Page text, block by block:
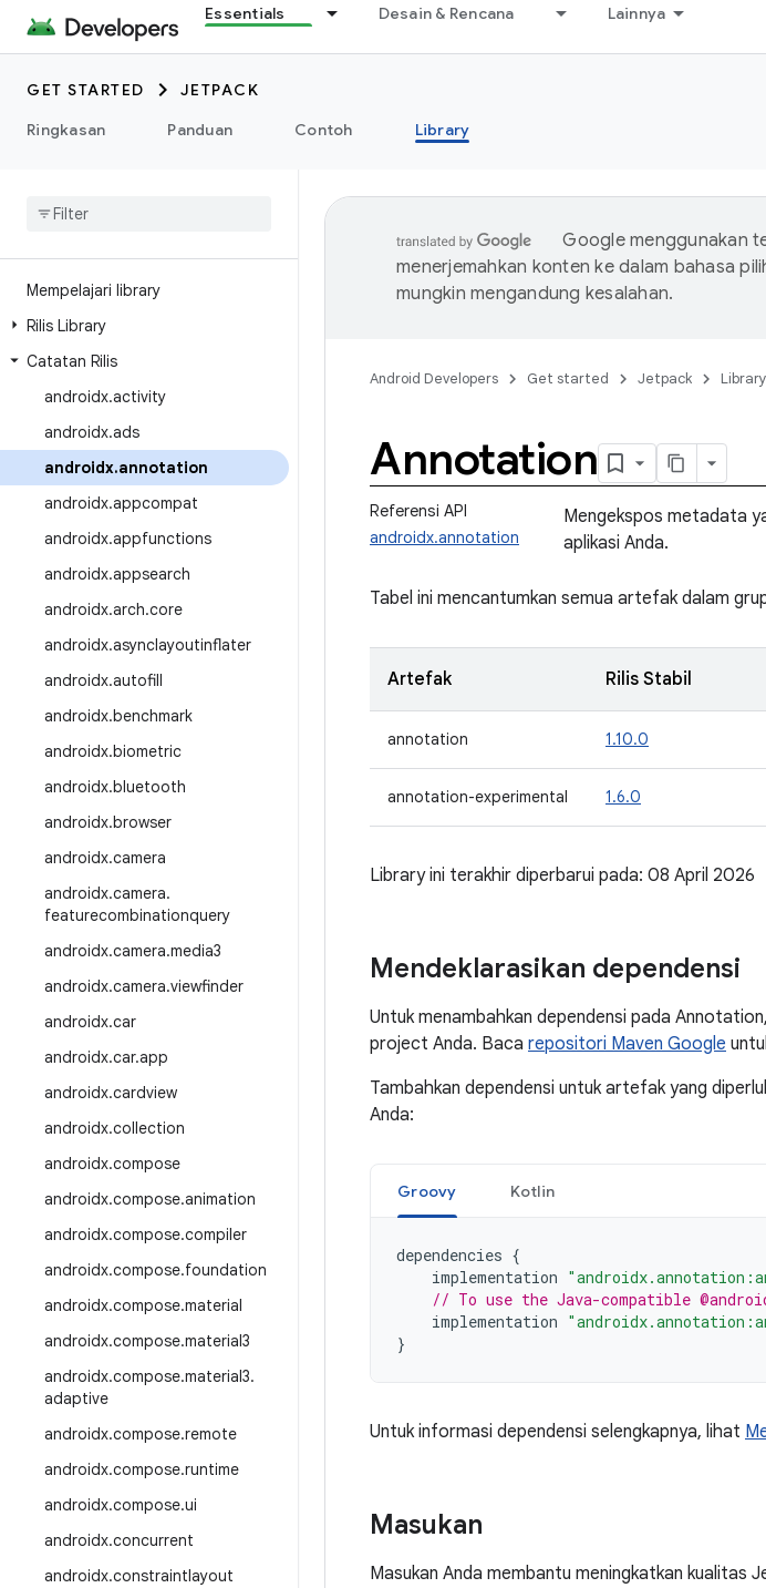
Essentials Desain & Rencana Lainnya
GET STARTED
JETPACK
Ringkasan
Panduan Contoh Library
Mempelajari library
Rilis Library
Catatan Rilis
androidx.activity
androidx.ads
androidx.annotation
androidx.appcompat
androidx.appfunctions
androidx.appsearch
androidx.arch.core
androidx.asynclayoutinflater
androidx.autofill
androidx.benchmark
androidx.biometric
androidx.bluetooth
androidx.browser
androidx.camera
androidx.camera.
featurecombinationquery
androidx.camera.media3
androidx.camera.viewfinder
androidx.car
androidx.car.app
androidx.cardview
androidx.collection
androidx.compose
androidx.compose.animation
androidx.compose.compiler
androidx.compose.foundation
androidx.compose.material
androidx.compose.material3
androidx.compose.material3.
adaptive
androidx.compose.remote
androidx.compose.runtime
androidx.compose.ui
androidx.concurrent
androidx.constraintlayout
Google menggunakan
menerjemahkan konten ke dalam bahasa
mungkin mengandung kesalahan.
Android Developers Get started Jetpack Library
Annotation
Referensi API
androidx.annotation
Mengekspos metadata
aplikasi Anda.
Tabel ini mencantumkan semua artefak dalam
Artefak Rilis Stabil
annotation 1.10.0
annotation-experimental 1.6.0
Library ini terakhir diperbarui pada: 08 April 2026
Mendeklarasikan dependensi
Untuk menambahkan dependensi pada
project Anda. Baca repositori Maven Google
Tambahkan dependensi untuk artefak yang
Anda:
Groovy Kotlin
dependencies {
implementation
// To use the Java-compatible
implementation
}
Untuk informasi dependensi selengkapnya, lihat
Masukan
Masukan Anda membantu meningkatkan kualitas